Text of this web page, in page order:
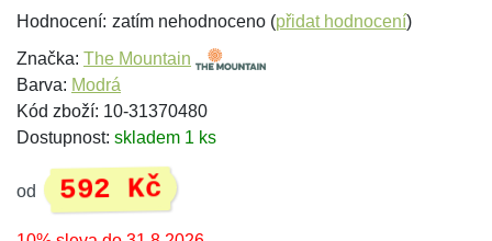
Hodnocení: zatím nehodnoceno (přidat hodnocení)
Značka: The Mountain
Barva: Modrá
Kód zboží: 10-31370480
Dostupnost: skladem 1 ks
od 592 Kč